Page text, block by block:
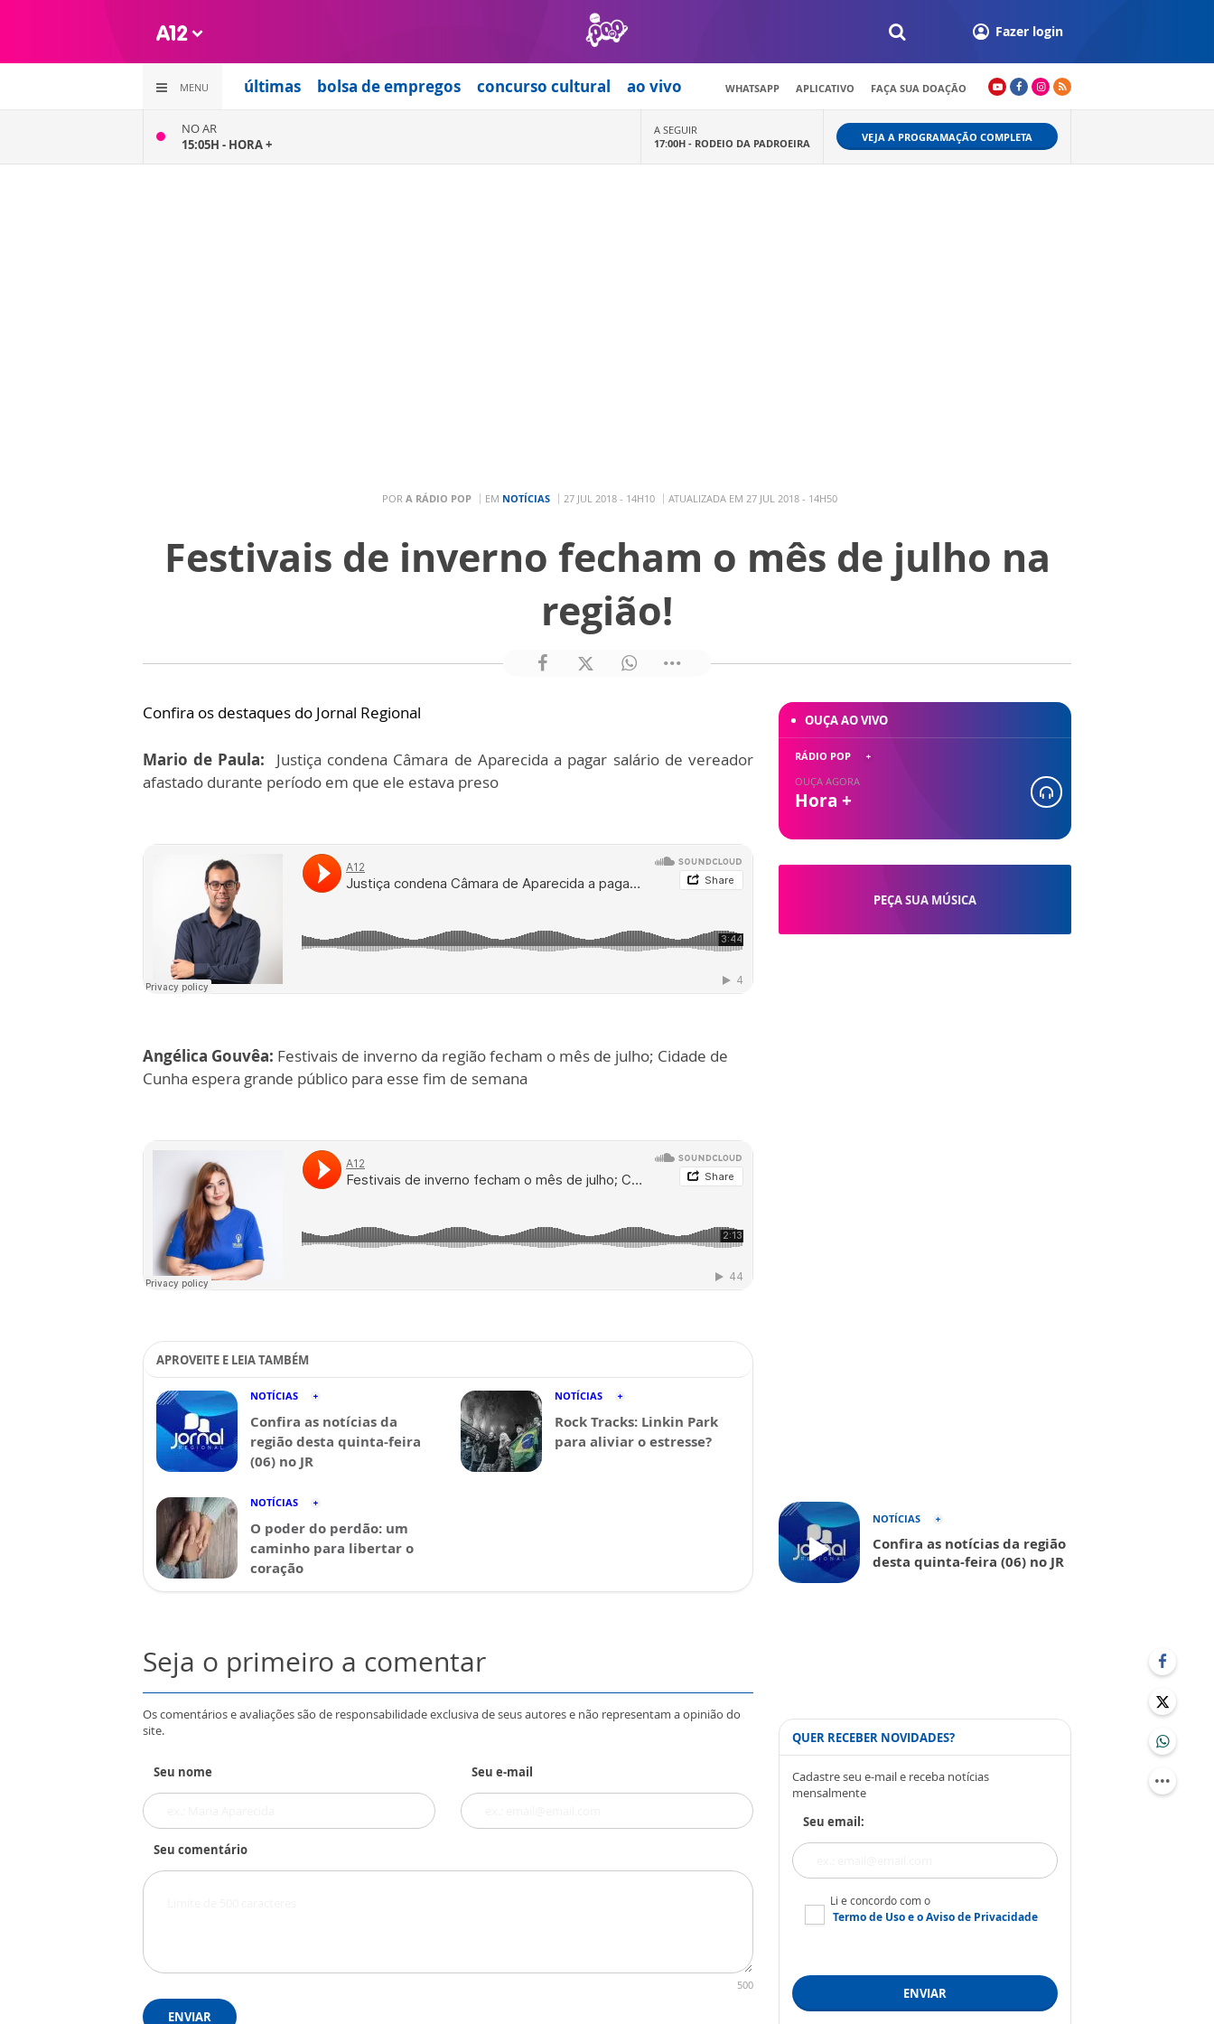
Fazer login
MENU últimas bolsa de empregos concurso cultural ao vivo WHATSAPP APLICATIVO FAÇA SUA DOAÇÃO
NO AR
15:05H - HORA +
A SEGUIR
17:00H - RODEIO DA PADROEIRA VEJA A PROGRAMAÇÃO COMPLETA
POR A RÁDIO POP EM NOTÍCIAS 27 JUL 2018 - 14H10 ATUALIZADA EM 27 JUL 2018 - 14H50
Festivais de inverno fecham o mês de julho na
região!
Confira os destaques do Jornal Regional
Mario de Paula: Justiça condena Câmara de Aparecida a pagar salário de vereador
afastado durante período em que ele estava preso
Angélica Gouvêa: Festivais de inverno da região fecham o mês de julho; Cidade de
Cunha espera grande público para esse fim de semana
APROVEITE E LEIA TAMBÉM
NOTÍCIAS
Confira as notícias da
região desta quinta-feira
(06) no JR
NOTÍCIAS
Rock Tracks: Linkin Park
para aliviar o estresse?
NOTÍCIAS
O poder do perdão: um
caminho para libertar o
coração
Seja o primeiro a comentar
Os comentários e avaliações são de responsabilidade exclusiva de seus autores e não representam a opinião do
site.
Seu nome Seu e-mail
Seu comentário
500
ENVIAR
PEÇA SUA MÚSICA
OUÇA AO VIVO
RÁDIO POP
OUÇA AGORA
Hora +
NOTÍCIAS
Confira as notícias da região
desta quinta-feira (06) no JR
QUER RECEBER NOVIDADES?
Cadastre seu e-mail e receba notícias
mensalmente
Seu email:
Li e concordo com o
Termo de Usoe oAviso de Privacidade
ENVIAR